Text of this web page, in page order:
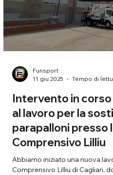
Funsport
11 giu 2025
Tempo di
Intervento in
al lavoro per la
parapalloni presso
Comprensivo Lilliu
Abbiamo iniziato una nuova
Comprensivo Lilliu di Cagliari,